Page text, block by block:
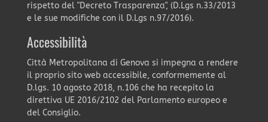
rispetto del "Decreto Trasparenza", (D.Lgs n.33/2013
e le sue modifiche con il D.Lgs n.97/2016).
Accessibilità
Città Metropolitana di Genova si impegna a rendere
il proprio sito web accessibile, conformemente al
D.lgs. 10 agosto 2018, n.106 che ha recepito la
direttiva UE 2016/2102 del Parlamento europeo e
del Consiglio.